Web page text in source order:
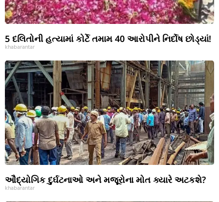
5 દલિતોની હત્યામાં કોર્ટે તમામ 40 આરોપીને નિર્દોષ છોડ્યાં!
khabarantar
ઔદ્યોગિક દુર્ઘટનાઓ અને મજૂરોના મોત ક્યારે અટકશે?
khabarantar